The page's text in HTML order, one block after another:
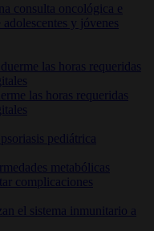
consulta oncológica e
adolescentes y jóvenes
las horas requeridas
pediátrica
metabólicas
complicaciones